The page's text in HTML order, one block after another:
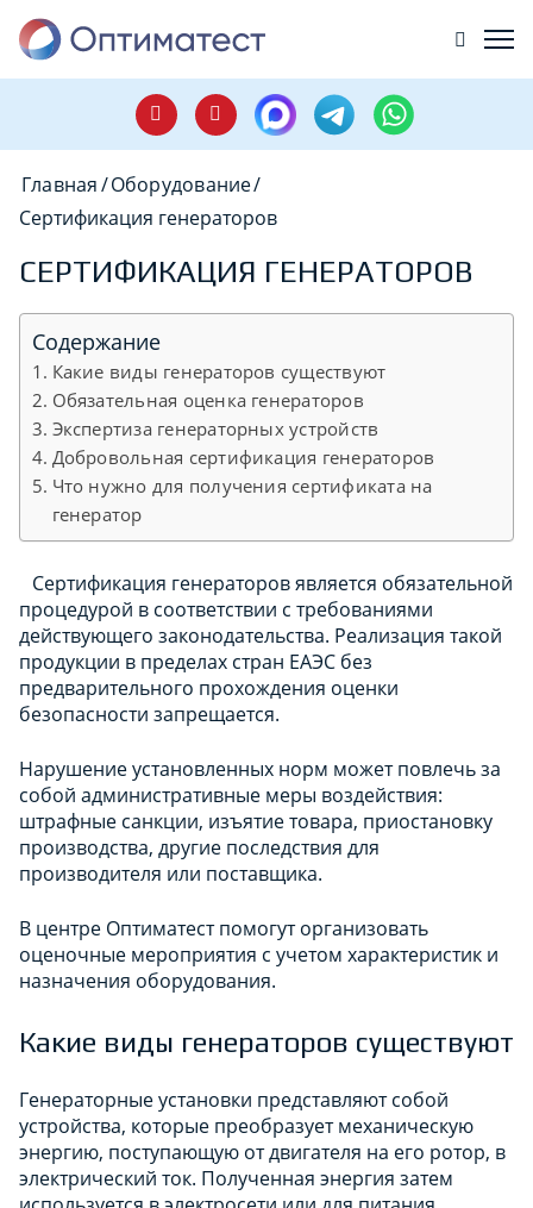
Главная/Оборудование/
Сертификация генераторов
СЕРТИФИКАЦИЯ ГЕНЕРАТОРОВ
Содержание
Какие виды генераторов существуют
Обязательная оценка генераторов
Экспертиза генераторных устройств
Добровольная сертификация генераторов
Что нужно для получения сертификата на
генератор
Сертификация генераторов является обязательной
процедурой в соответствии с требованиями
действующего законодательства. Реализация такой
продукции в пределах стран ЕАЭС без
предварительного прохождения оценки
безопасности запрещается.
Нарушение установленных норм может повлечь за
собой административные меры воздействия:
штрафные санкции, изъятие товара, приостановку
производства, другие последствия для
производителя или поставщика.
В центре Оптиматест помогут организовать
оценочные мероприятия с учетом характеристик и
назначения оборудования.
Какие виды генераторов существуют
Генераторные установки представляют собой
устройства, которые преобразует механическую
энергию, поступающую от двигателя на его ротор, в
электрический ток. Полученная энергия затем